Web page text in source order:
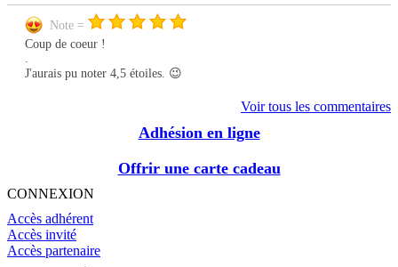
Note =
Coup de coeur !
.
J'aurais pu noter 4,5 étoiles. 😉
Voir tous les commentaires
Adhésion en ligne
Offrir une carte cadeau
CONNEXION
Accès adhérent
Accès invité
Accès partenaire